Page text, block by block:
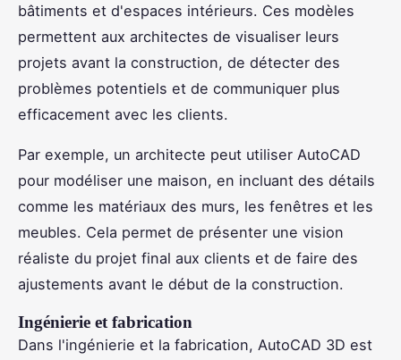
bâtiments et d'espaces intérieurs. Ces modèles
permettent aux architectes de visualiser leurs
projets avant la construction, de détecter des
problèmes potentiels et de communiquer plus
efficacement avec les clients.
Par exemple, un architecte peut utiliser AutoCAD
pour modéliser une maison, en incluant des détails
comme les matériaux des murs, les fenêtres et les
meubles. Cela permet de présenter une vision
réaliste du projet final aux clients et de faire des
ajustements avant le début de la construction.
Ingénierie et fabrication
Dans l'ingénierie et la fabrication, AutoCAD 3D est